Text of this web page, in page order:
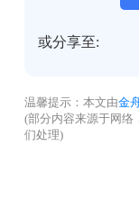
或分享至:
温馨提示：本文由金
(部分内容来源于网络
们处理)